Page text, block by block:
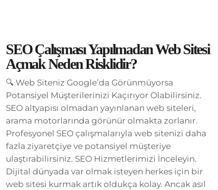
SEO Çalışması Yapılmadan Web Sitesi
Açmak Neden Risklidir?
🔍 Web Siteniz Google’da Görünmüyorsa
Potansiyel Müşterilerinizi Kaçırıyor Olabilirsiniz.
SEO altyapısı olmadan yayınlanan web siteleri,
arama motorlarında görünür olmakta zorlanır.
Profesyonel SEO çalışmalarıyla web sitenizi daha
fazla ziyaretçiye ve potansiyel müşteriye
ulaştırabilirsiniz. SEO Hizmetlerimizi İnceleyin.
Dijital dünyada var olmak isteyen herkes için bir
web sitesi kurmak artık oldukça kolay. Ancak asıl